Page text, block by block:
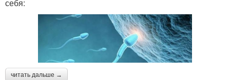
себя:
читать дальше →